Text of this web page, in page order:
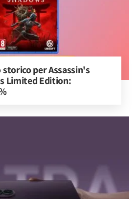
per Assassin's
Limited Edition: